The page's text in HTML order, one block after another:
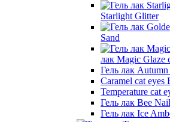
Starlight Glitter
Sand
лак Magic Glaze
Гель лак
Caramel cat eyes
Temperature cat
Гель лак Bee
Гель лак Ice